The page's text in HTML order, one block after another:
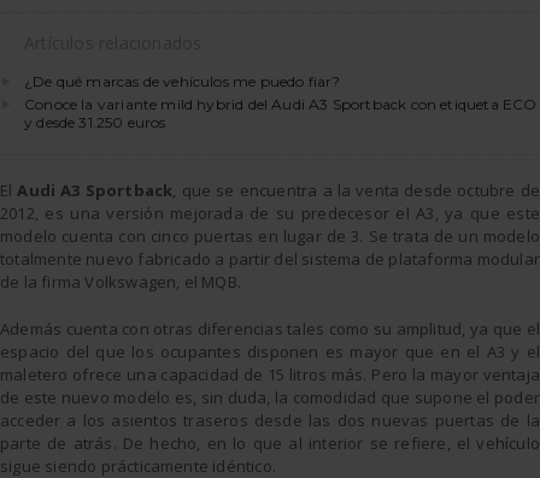
¿De qué marcas de vehículos me puedo fiar?
Conoce la variante mild hybrid del Audi A3 Sportback con etiqueta ECO
y desde 31.250 euros
El Audi A3 Sportback , que se encuentra a la venta desde octubre de
2012, es una versión mejorada de su predecesor el A3, ya que este
modelo cuenta con cinco puertas en lugar de 3. Se trata de un modelo
totalmente nuevo fabricado a partir del sistema de plataforma modular
de la firma Volkswagen, el MQB.
Además cuenta con otras diferencias tales como su amplitud, ya que el
espacio del que los ocupantes disponen es mayor que en el A3 y el
maletero ofrece una capacidad de 15 litros más. Pero la mayor ventaja
de este nuevo modelo es, sin duda, la comodidad que supone el poder
acceder a los asientos traseros desde las dos nuevas puertas de la
parte de atrás. De hecho, en lo que al interior se refiere, el vehículo
sigue siendo prácticamente idéntico.